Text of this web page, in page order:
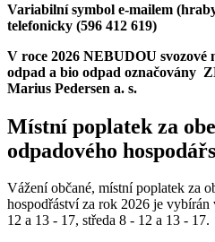
Variabilní symbol e-mailem
telefonicky (596 412 619)
V roce 2026 NEBUDOU svozové
odpad a bio odpad označovány
Marius Pedersen a. s.
Místní poplatek za
odpadového
Vážení občané, místní poplatek za
hospodřáství za rok 2026 je
12 a 13 - 17, středa 8 - 12 a 13 - 17.